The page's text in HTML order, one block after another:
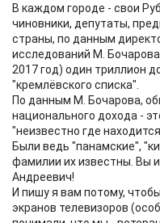
В каждом городе - свои
чиновники, депутаты,
страны, по данным
исследований М.
2017 год) один триллион
"кремлёвского списка".
По данным М. Бочарова,
национального дохода -
"неизвестно где
Были ведь "панамские",
фамилии их известны. Вы
Андреевич!
И пишу я вам потому,
экранов телевизоров